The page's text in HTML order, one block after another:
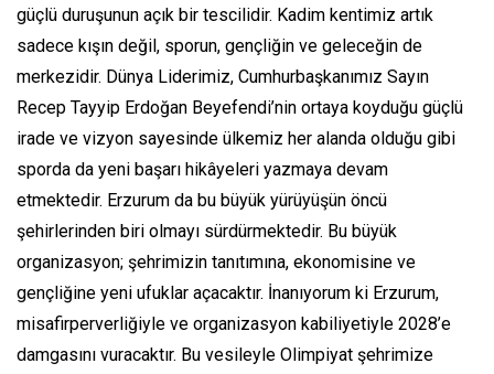
güçlü duruşunun açık bir tescilidir. Kadim kentimiz artık
sadece kışın değil, sporun, gençliğin ve geleceğin de
merkezidir. Dünya Liderimiz, Cumhurbaşkanımız Sayın
Recep Tayyip Erdoğan Beyefendi’nin ortaya koyduğu güçlü
irade ve vizyon sayesinde ülkemiz her alanda olduğu gibi
sporda da yeni başarı hikâyeleri yazmaya devam
etmektedir. Erzurum da bu büyük yürüyüşün öncü
şehirlerinden biri olmayı sürdürmektedir. Bu büyük
organizasyon; şehrimizin tanıtımına, ekonomisine ve
gençliğine yeni ufuklar açacaktır. İnanıyorum ki Erzurum,
misafirperverliğiyle ve organizasyon kabiliyetiyle 2028’e
damgasını vuracaktır. Bu vesileyle Olimpiyat şehrimize